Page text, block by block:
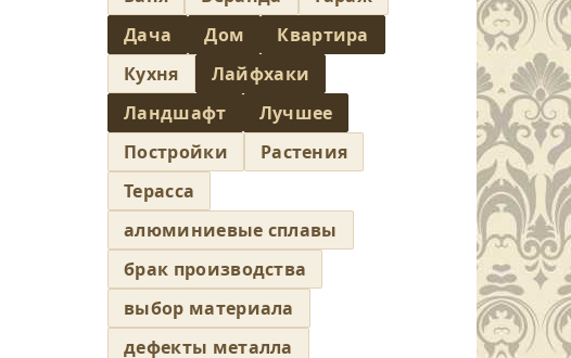
Дача
Дом
Квартира
Кухня
Лайфхаки
Ландшафт
Лучшее
Постройки
Растения
Терасса
алюминиевые сплавы
брак производства
выбор материала
дефекты металла